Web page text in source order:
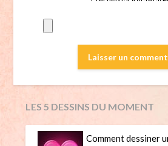
LES 5 DESSINS DU MOMENT
Comment dessiner